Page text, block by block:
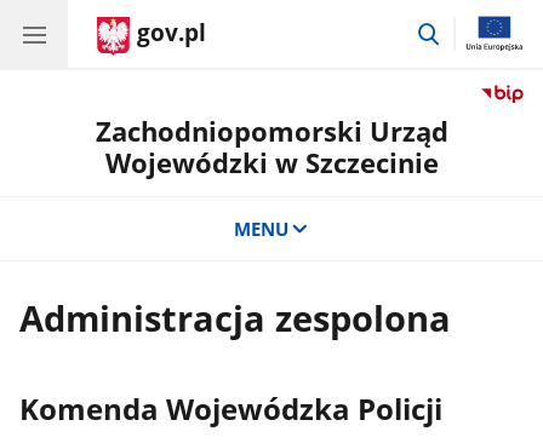
gov.pl
przejdź
Zachodniopomorski Urząd
Wojewódzki w Szczecinie
MENU
Administracja zespolona
Komenda Wojewódzka Policji